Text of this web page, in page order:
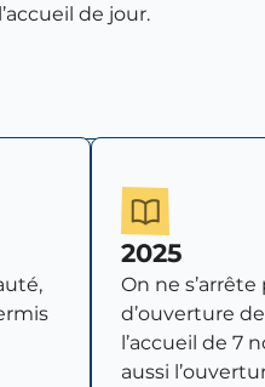
de jour.
2025
On ne
d’ouverture
l’accueil de 7
aussi